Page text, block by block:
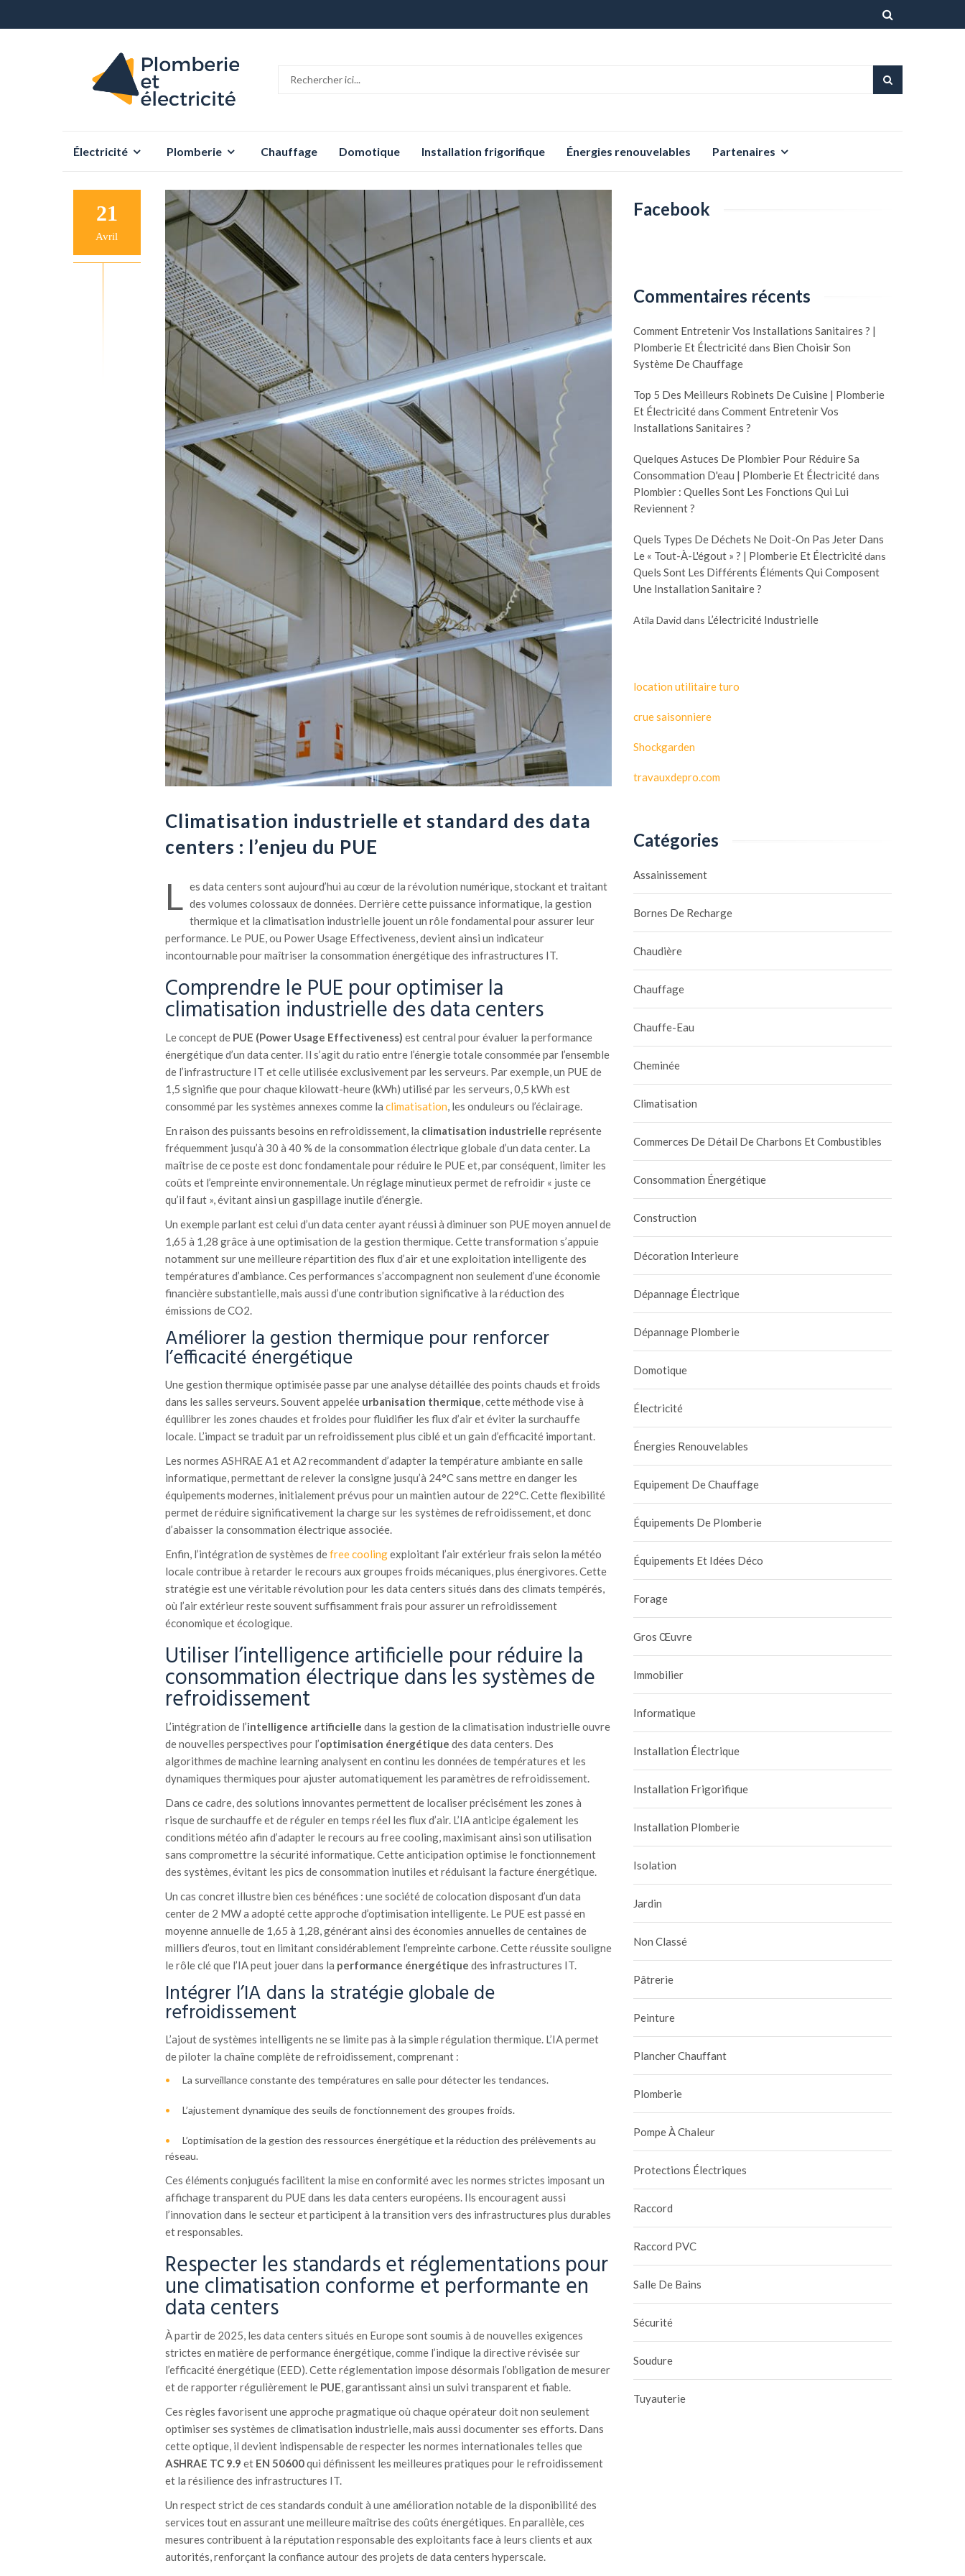
Aller
contenu
Électricité Plomberie Chauffage Domotique Installation frigorifique Énergies renouvelables Partenaires
21
Avril
Climatisation industrielle et standard des data
centers : l’enjeu du PUE
L es data centers sont aujourd’hui au cœur de la révolution numérique, stockant et traitant
des volumes colossaux de données. Derrière cette puissance informatique, la gestion
thermique et la climatisation industrielle jouent un rôle fondamental pour assurer leur
performance. Le PUE, ou Power Usage Effectiveness, devient ainsi un indicateur
incontournable pour maîtriser la consommation énergétique des infrastructures IT.
Comprendre le PUE pour optimiser la
climatisation industrielle des data centers
Le concept de PUE (Power Usage Effectiveness) est central pour évaluer la performance
énergétique d’un data center. Il s’agit du ratio entre l’énergie totale consommée par l’ensemble
de l’infrastructure IT et celle utilisée exclusivement par les serveurs. Par exemple, un PUE de
1,5 signifie que pour chaque kilowatt-heure (kWh) utilisé par les serveurs, 0,5 kWh est
consommé par les systèmes annexes comme la climatisation, les onduleurs ou l’éclairage.
En raison des puissants besoins en refroidissement, la climatisation industrielle représente
fréquemment jusqu’à 30 à 40 % de la consommation électrique globale d’un data center. La
maîtrise de ce poste est donc fondamentale pour réduire le PUE et, par conséquent, limiter les
coûts et l’empreinte environnementale. Un réglage minutieux permet de refroidir « juste ce
qu’il faut », évitant ainsi un gaspillage inutile d’énergie.
Un exemple parlant est celui d’un data center ayant réussi à diminuer son PUE moyen annuel de
1,65 à 1,28 grâce à une optimisation de la gestion thermique. Cette transformation s’appuie
notamment sur une meilleure répartition des flux d’air et une exploitation intelligente des
températures d’ambiance. Ces performances s’accompagnent non seulement d’une économie
financière substantielle, mais aussi d’une contribution significative à la réduction des
émissions de CO2.
Améliorer la gestion thermique pour renforcer
l’efficacité énergétique
Une gestion thermique optimisée passe par une analyse détaillée des points chauds et froids
dans les salles serveurs. Souvent appelée urbanisation thermique, cette méthode vise à
équilibrer les zones chaudes et froides pour fluidifier les flux d’air et éviter la surchauffe
locale. L’impact se traduit par un refroidissement plus ciblé et un gain d’efficacité important.
Les normes ASHRAE A1 et A2 recommandent d’adapter la température ambiante en salle
informatique, permettant de relever la consigne jusqu’à 24°C sans mettre en danger les
équipements modernes, initialement prévus pour un maintien autour de 22°C. Cette flexibilité
permet de réduire significativement la charge sur les systèmes de refroidissement, et donc
d’abaisser la consommation électrique associée.
Enfin, l’intégration de systèmes defree coolingexploitant l’air extérieur frais selon la météo
locale contribue à retarder le recours aux groupes froids mécaniques, plus énergivores. Cette
stratégie est une véritable révolution pour les data centers situés dans des climats tempérés,
où l’air extérieur reste souvent suffisamment frais pour assurer un refroidissement
économique et écologique.
Utiliser l’intelligence artificielle pour réduire la
consommation électrique dans les systèmes de
refroidissement
L’intégration de l’intelligence artificielle dans la gestion de la climatisation industrielle ouvre
de nouvelles perspectives pour l’optimisation énergétique des data centers. Des
algorithmes de machine learning analysent en continu les données de températures et les
dynamiques thermiques pour ajuster automatiquement les paramètres de refroidissement.
Dans ce cadre, des solutions innovantes permettent de localiser précisément les zones à
risque de surchauffe et de réguler en temps réel les flux d’air. L’IA anticipe également les
conditions météo afin d’adapter le recours au free cooling, maximisant ainsi son utilisation
sans compromettre la sécurité informatique. Cette anticipation optimise le fonctionnement
des systèmes, évitant les pics de consommation inutiles et réduisant la facture énergétique.
Un cas concret illustre bien ces bénéfices : une société de colocation disposant d’un data
center de 2 MW a adopté cette approche d’optimisation intelligente. Le PUE est passé en
moyenne annuelle de 1,65 à 1,28, générant ainsi des économies annuelles de centaines de
milliers d’euros, tout en limitant considérablement l’empreinte carbone. Cette réussite souligne
le rôle clé que l’IA peut jouer dans la performance énergétique des infrastructures IT.
Intégrer l’IA dans la stratégie globale de
refroidissement
L’ajout de systèmes intelligents ne se limite pas à la simple régulation thermique. L’IA permet
de piloter la chaîne complète de refroidissement, comprenant :
La surveillance constante des températures en salle pour détecter les tendances.
L’ajustement dynamique des seuils de fonctionnement des groupes froids.
L’optimisation de la gestion des ressources énergétique et la réduction des prélèvements au
réseau.
Ces éléments conjugués facilitent la mise en conformité avec les normes strictes imposant un
affichage transparent du PUE dans les data centers européens. Ils encouragent aussi
l’innovation dans le secteur et participent à la transition vers des infrastructures plus durables
et responsables.
Respecter les standards et réglementations pour
une climatisation conforme et performante en
data centers
À partir de 2025, les data centers situés en Europe sont soumis à de nouvelles exigences
strictes en matière de performance énergétique, comme l’indique la directive révisée sur
l’efficacité énergétique (EED). Cette réglementation impose désormais l’obligation de mesurer
et de rapporter régulièrement le PUE, garantissant ainsi un suivi transparent et fiable.
Ces règles favorisent une approche pragmatique où chaque opérateur doit non seulement
optimiser ses systèmes de climatisation industrielle, mais aussi documenter ses efforts. Dans
cette optique, il devient indispensable de respecter les normes internationales telles que
ASHRAE TC 9.9 et EN 50600qui définissent les meilleures pratiques pour le refroidissement
et la résilience des infrastructures IT.
Un respect strict de ces standards conduit à une amélioration notable de la disponibilité des
services tout en assurant une meilleure maîtrise des coûts énergétiques. En parallèle, ces
mesures contribuent à la réputation responsable des exploitants face à leurs clients et aux
autorités, renforçant la confiance autour des projets de data centers hyperscale.
Facebook
Commentaires récents
Comment Entretenir Vos Installations Sanitaires ? |
Plomberie Et Électricitédans Bien Choisir Son
Système De Chauffage
Top 5 Des Meilleurs Robinets De Cuisine | Plomberie
Et Électricitédans Comment Entretenir Vos
Installations Sanitaires ?
Quelques Astuces De Plombier Pour Réduire Sa
Consommation D'eau | Plomberie Et Électricitédans
Plombier : Quelles Sont Les Fonctions Qui Lui
Reviennent ?
Quels Types De Déchets Ne Doit-On Pas Jeter Dans
Le « Tout-À-L'égout » ? | Plomberie Et Électricitédans
Quels Sont Les Différents Éléments Qui Composent
Une Installation Sanitaire ?
Atila David dans L’électricité Industrielle
location utilitaire turo
crue saisonniere
Shockgarden
travauxdepro.com
Catégories
Assainissement
Bornes De Recharge
Chaudière
Chauffage
Chauffe-Eau
Cheminée
Climatisation
Commerces De Détail De Charbons Et Combustibles
Consommation Énergétique
Construction
Décoration Interieure
Dépannage Électrique
Dépannage Plomberie
Domotique
Électricité
Énergies Renouvelables
Equipement De Chauffage
Équipements De Plomberie
Équipements Et Idées Déco
Forage
Gros Œuvre
Immobilier
Informatique
Installation Électrique
Installation Frigorifique
Installation Plomberie
Isolation
Jardin
Non Classé
Pâtrerie
Peinture
Plancher Chauffant
Plomberie
Pompe À Chaleur
Protections Électriques
Raccord
Raccord PVC
Salle De Bains
Sécurité
Soudure
Tuyauterie